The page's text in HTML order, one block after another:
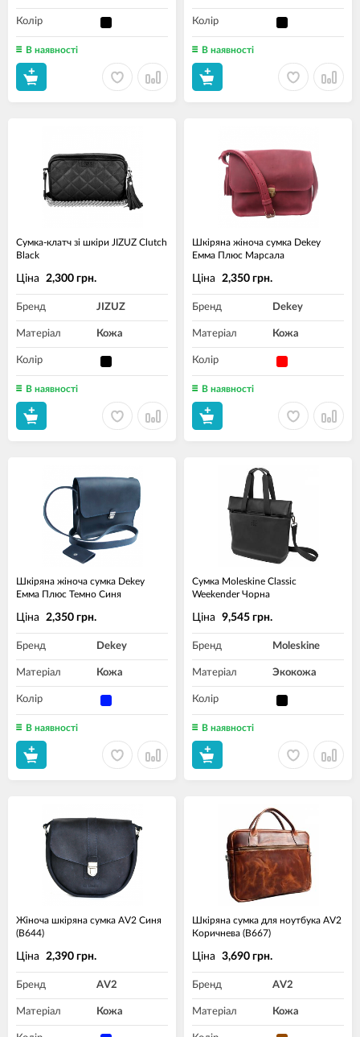
Колір
В наявності
Колір
В наявності
Сумка-клатч зі шкіри JIZUZ Clutch
Black
Ціна 2,300 грн.
Бренд JIZUZ
Матеріал Кожа
Колір
В наявності
Шкіряна жіноча сумка Dekey
Емма Плюс Марсала
Ціна 2,350 грн.
Бренд Dekey
Матеріал Кожа
Колір
В наявності
Шкіряна жіноча сумка Dekey
Емма Плюс Темно Синя
Ціна 2,350 грн.
Бренд Dekey
Матеріал Кожа
Колір
В наявності
Сумка Moleskine Classic
Weekender Чорна
Ціна 9,545 грн.
Бренд Moleskine
Матеріал Экокожа
Колір
В наявності
Жіноча шкіряна сумка AV2 Синя
(B644)
Ціна 2,390 грн.
Бренд AV2
Матеріал Кожа
Шкіряна сумка для ноутбука AV2
Коричнева (B667)
Ціна 3,690 грн.
Бренд AV2
Матеріал Кожа